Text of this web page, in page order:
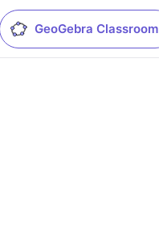
GeoGebra Classroom